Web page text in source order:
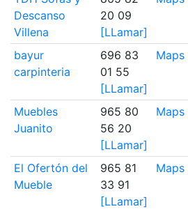
Descanso
Villena
20 09
[LLamar]
bayur
carpinteria
696 83
01 55
[LLamar]
Maps
Muebles
Juanito
965 80
56 20
[LLamar]
Maps
El Ofertón del
Mueble
965 81
33 91
[LLamar]
Maps